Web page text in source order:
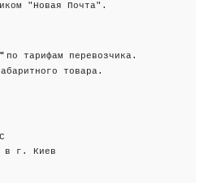
"Новая Почта".
по тарифам перевозчика.
товара.
в г. Киев